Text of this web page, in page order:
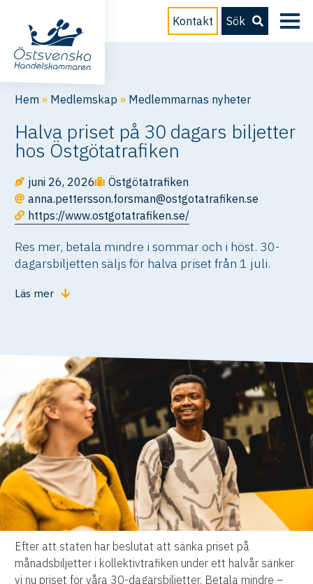
Kontakt Sök
Hem » Medlemskap » Medlemmarnas nyheter
Halva priset på 30 dagars biljetter
hos Östgötatrafiken
juni 26, 2026
Östgötatrafiken
anna.pettersson.forsman@ostgotatrafiken.se
https://www.ostgotatrafiken.se/
Res mer, betala mindre i sommar och i höst. 30-
dagarsbiljetten säljs för halva priset från 1 juli.
Läs mer
Efter att staten har beslutat att sänka priset på
månadsbiljetter i kollektivtrafiken under ett halvår sänker
vi nu priset för våra 30-dagarsbiljetter. Betala mindre –